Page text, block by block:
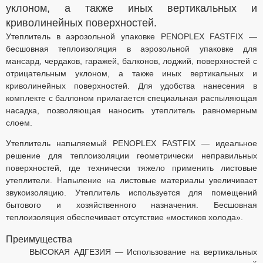
уклоном, а также иных вертикальных и
криволинейных поверхностей.
Утеплитель в аэрозольной упаковке PENOPLEX FASTFIX —
бесшовная теплоизоляция в аэрозольной упаковке для
мансард, чердаков, гаражей, балконов, лоджий, поверхностей с
отрицательным уклоном, а также иных вертикальных и
криволинейных поверхностей. Для удобства нанесения в
комплекте с баллоном прилагается специальная распыляющая
насадка, позволяющая наносить утеплитель равномерным
слоем.
Утеплитель напыляемый PENOPLEX FASTFIX — идеальное
решение для теплоизоляции геометрически неправильных
поверхностей, где технически тяжело применить листовые
утеплители. Напыление на листовые материалы увеличивает
звукоизоляцию. Утеплитель используется для помещений
бытового и хозяйственного назначения. Бесшовная
теплоизоляция обеспечивает отсутствие «мостиков холода».
Преимущества
ВЫСОКАЯ АДГЕЗИЯ — Использование на вертикальных